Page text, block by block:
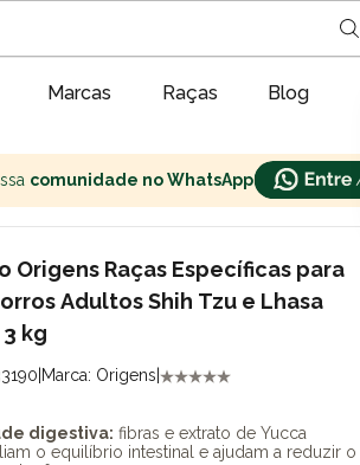
Marcas Raças Blog
comunidade no WhatsApp
Origens Raças Específicas para
Adultos Shih Tzu e Lhasa
kg
Marca: Origens |
digestiva: fibras e extrato de Yucca
o equilíbrio intestinal e ajudam a reduzir o